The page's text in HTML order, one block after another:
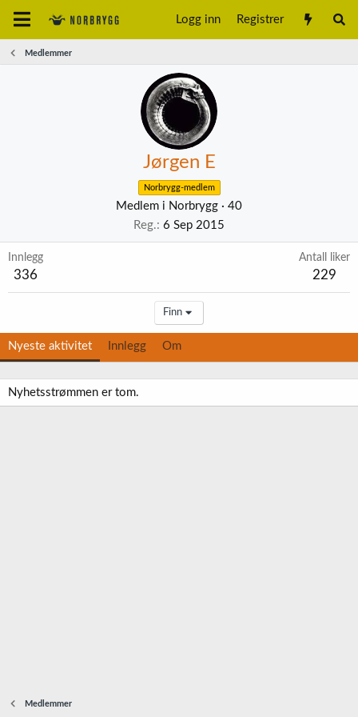
Logg inn Registrer
Medlemmer
Jørgen E
Norbrygg-medlem
Medlem i Norbrygg · 40
Reg. 6 Sep 2015
Innlegg
336
Antall liker
229
Finn
Nyeste aktivitet Innlegg Om
Nyhetsstrømmen er tom.
Medlemmer